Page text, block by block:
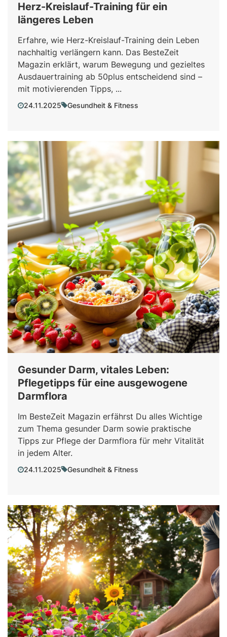
Herz-Kreislauf-Training für ein
längeres Leben
Erfahre, wie Herz-Kreislauf-Training dein Leben
nachhaltig verlängern kann. Das BesteZeit
Magazin erklärt, warum Bewegung und gezieltes
Ausdauertraining ab 50plus entscheidend sind –
mit motivierenden Tipps, ...
24.11.2025 Gesundheit & Fitness
Gesunder Darm, vitales Leben:
Pflegetipps für eine ausgewogene
Darmflora
Im BesteZeit Magazin erfährst Du alles Wichtige
zum Thema gesunder Darm sowie praktische
Tipps zur Pflege der Darmflora für mehr Vitalität
in jedem Alter.
24.11.2025 Gesundheit & Fitness